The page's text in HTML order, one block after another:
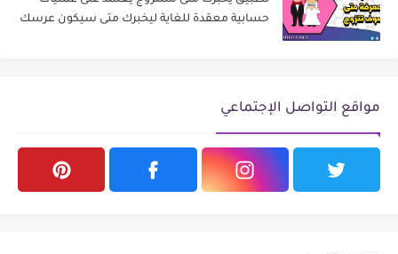
حسابية معقدة للغاية ليخبرك متى سيكون عرسك
مواقع التواصل الإجتماعي